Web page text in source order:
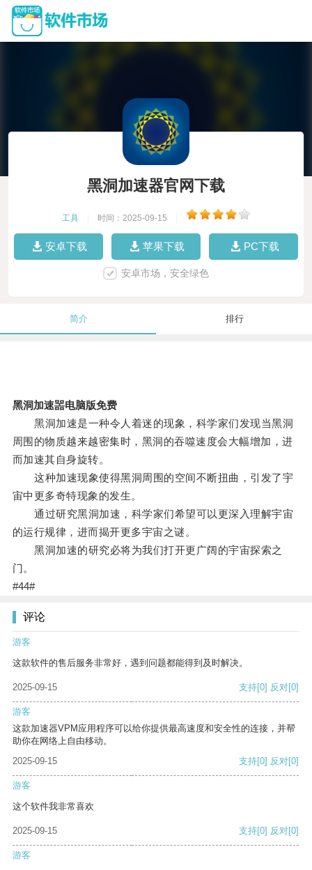
黑洞加速器官网下载
工具 时间：2025-09-15
安卓下载 苹果下载 PC下载
安卓市场，安全绿色
简介 排行
黑洞加速噐电脑版免费
黑洞加速是一种令人着迷的现象，科学家们发现当黑洞
周围的物质越来越密集时，黑洞的吞噬速度会大幅增加，进
而加速其自身旋转。
这种加速现象使得黑洞周围的空间不断扭曲，引发了宇
宙中更多奇特现象的发生。
通过研究黑洞加速，科学家们希望可以更深入理解宇宙
的运行规律，进而揭开更多宇宙之谜。
黑洞加速的研究必将为我们打开更广阔的宇宙探索之
门。
#44#
评论
游客
这款软件的售后服务非常好，遇到问题都能得到及时解决。
2025-09-15 支持[0] 反对[0]
游客
这款加速器VPM应用程序可以给你提供最高速度和安全性的连接，并帮
助你在网络上自由移动。
2025-09-15
支持[0] 反对[0]
游客
这个软件我非常喜欢
2025-09-15 支持[0] 反对[0]
游客